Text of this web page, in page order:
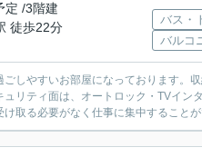
定 /3階建
徒歩22分
バス・
バルコ
しやすいお部屋になっております。
リティ面は、オートロック・TVイン
取る必要がなく仕事に集中すること